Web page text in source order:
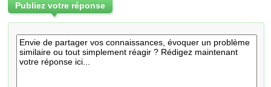
Publiez votre réponse